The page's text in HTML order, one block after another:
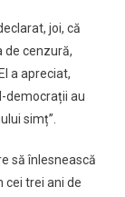
joi, că
cenzură,
a apreciat,
democrații au
simț”.
să înlesnească
cei trei ani de